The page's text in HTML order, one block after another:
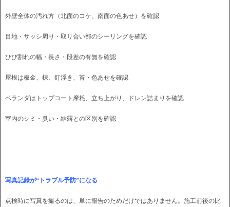
外壁全体の汚れ方（北面のコケ、南面の色あせ）を確認
目地・サッシ周り・取り合い部のシーリングを確認
ひび割れの幅・長さ・段差の有無を確認
屋根は板金、棟、釘浮き、苔・色あせを確認
ベランダはトップコート摩耗、立ち上がり、ドレン詰まりを確認
室内のシミ・臭い・結露との区別を確認
写真記録が“トラブル予防”になる
点検時に写真を撮るのは、単に報告のためだけではありません。施工前後の比